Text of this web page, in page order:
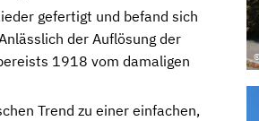
gefertigt und befand sich
der Auflösung der
1918 vom damaligen
Trend zu einer einfachen,